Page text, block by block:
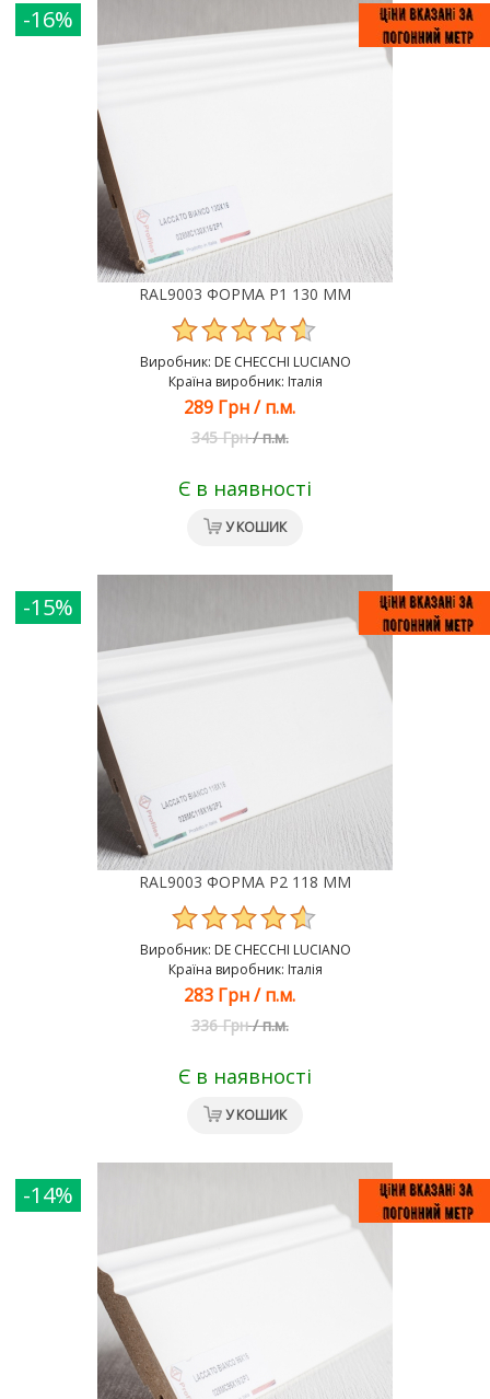
RAL9003 ФОРМА Р1 130 ММ
Виробник: DE CHEСCHI LUCIANO
Країна виробник: Італія
-16%
289 Грн/п.м.
345 Грн /п.м.
Є в наявності
У КОШИК
RAL9003 ФОРМА Р2 118 ММ
Виробник: DE CHEСCHI LUCIANO
Країна виробник: Італія
-15%
283 Грн/п.м.
336 Грн /п.м.
Є в наявності
У КОШИК
-14%